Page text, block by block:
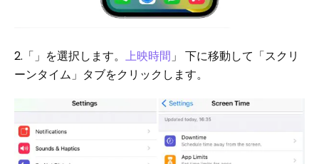
2.「」を選択します。 上映時間 」 下に移動して「スクリ
ーンタイム」タブをクリックします。